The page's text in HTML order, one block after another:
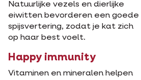
Natuurlijke vezels en dierlijke
eiwitten bevorderen een goede
spijsvertering, zodat je kat zich
op haar best voelt.
Happy immunity
Vitaminen en mineralen helpen